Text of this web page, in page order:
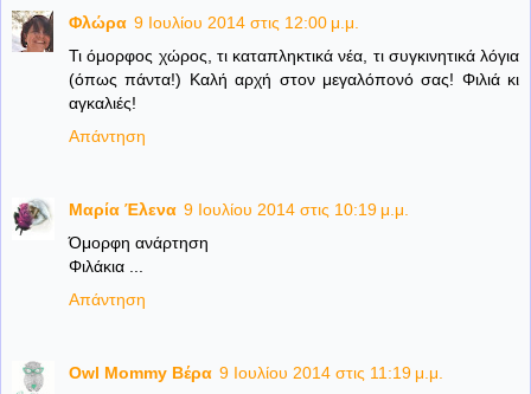
Φλώρα 9 Ιουλίου 2014 στις 12:00 μ.μ.
Τι όμορφος χώρος, τι καταπληκτικά νέα, τι συγκινητικά λόγια
(όπως πάντα!) Καλή αρχή στον μεγαλόπονό σας! Φιλιά κι
αγκαλιές!
Απάντηση
Μαρία Έλενα 9 Ιουλίου 2014 στις 10:19 μ.μ.
Όμορφη ανάρτηση
Φιλάκια ...
Απάντηση
Owl Mommy Βέρα 9 Ιουλίου 2014 στις 11:19 μ.μ.